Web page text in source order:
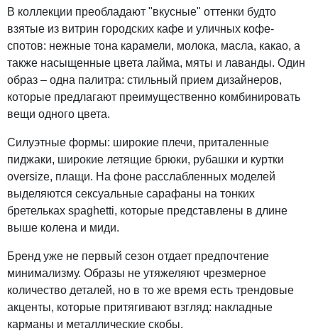
В коллекции преобладают "вкусные" оттенки будто
взятые из витрин городских кафе и уличных кофе-
спотов: нежные тона карамели, молока, масла, какао, а
также насыщенные цвета лайма, мяты и лаванды. Один
образ – одна палитра: стильный прием дизайнеров,
которые предлагают преимущественно комбинировать
вещи одного цвета.
Силуэтные формы: широкие плечи, приталенные
пиджаки, широкие летящие брюки, рубашки и куртки
oversize, плащи. На фоне расслабленных моделей
выделяются сексуальные сарафаны на тонких
бретельках spaghetti, которые представлены в длине
выше колена и миди.
Бренд уже не первый сезон отдает предпочтение
минимализму. Образы не утяжеляют чрезмерное
количество деталей, но в то же время есть трендовые
акценты, которые притягивают взгляд: накладные
карманы и металлические скобы.